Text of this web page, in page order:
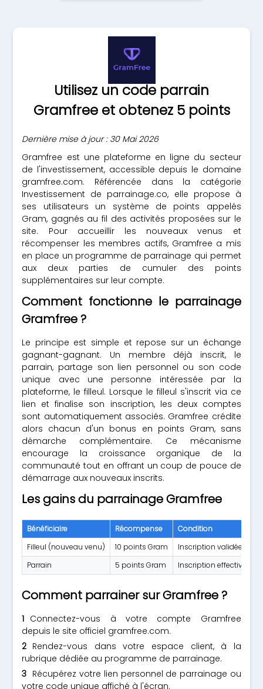
Utilisez un code parrain
Gramfree et obtenez 5 points
Dernière mise à jour : 30 Mai 2026
Gramfree est une plateforme en ligne du secteur
de l'investissement, accessible depuis le domaine
gramfree.com. Référencée dans la catégorie
Investissement de parrainage.co, elle propose à
ses utilisateurs un système de points appelés
Gram, gagnés au fil des activités proposées sur le
site. Pour accueillir les nouveaux venus et
récompenser les membres actifs, Gramfree a mis
en place un programme de parrainage qui permet
aux deux parties de cumuler des points
supplémentaires sur leur compte.
Comment fonctionne le parrainage
Gramfree ?
Le principe est simple et repose sur un échange
gagnant-gagnant. Un membre déjà inscrit, le
parrain, partage son lien personnel ou son code
unique avec une personne intéressée par la
plateforme, le filleul. Lorsque le filleul s'inscrit via ce
lien et finalise son inscription, les deux comptes
sont automatiquement associés. Gramfree crédite
alors chacun d'un bonus en points Gram, sans
démarche complémentaire. Ce mécanisme
encourage la croissance organique de la
communauté tout en offrant un coup de pouce de
démarrage aux nouveaux inscrits.
Les gains du parrainage Gramfree
Bénéficiaire Récompense
Condition
Filleul (nouveau venu)
10 points Gram
Inscription validée via
Parrain
5 points Gram Inscription effective
Comment parrainer sur Gramfree ?
Connectez-vous à votre compte Gramfree
depuis le site officiel gramfree.com.
Rendez-vous dans votre espace client, à la
rubrique dédiée au programme de parrainage.
Récupérez votre lien personnel de parrainage ou
votre code unique affiché à l'écran.